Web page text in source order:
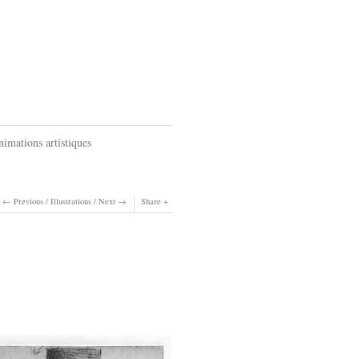
artistiques
Previous / Illustrations / Next Share